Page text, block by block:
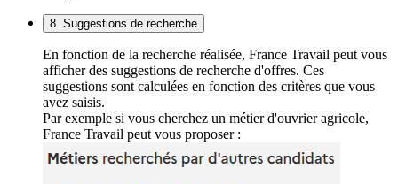
8. Suggestions de recherche
En fonction de la recherche réalisée, France Travail peut vous
afficher des suggestions de recherche d'offres. Ces
suggestions sont calculées en fonction des critères que vous
avez saisis.
Par exemple si vous cherchez un métier d'ouvrier agricole,
France Travail peut vous proposer :